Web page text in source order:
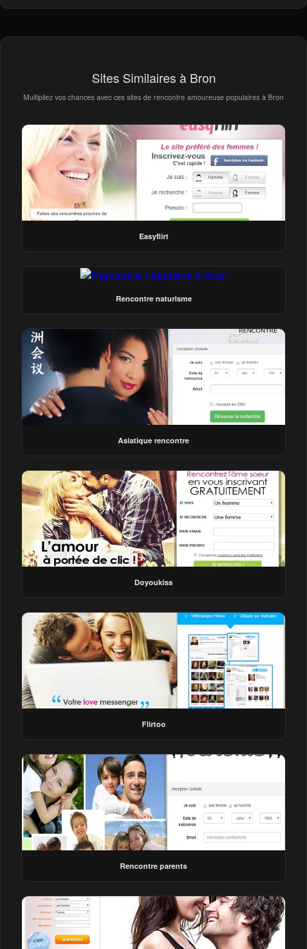
Sites Similaires à Bron
Multipliez vos chances avec ces sites de rencontre amoureuse populaires à Bron
Easyflirt
Rencontre naturisme
Asiatique rencontre
Doyoukiss
Flirtoo
Rencontre parents